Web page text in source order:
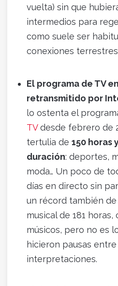
vuelta) sin que
intermedios para
como suele ser
conexiones
El programa de TV
retransmitido por
lo ostenta el
TVdesde febrero de
tertulia de 150 horas
duración: deportes,
moda… Un poco de
días en directo sin
un récord también
musical de 181 horas,
músicos, pero no es
hicieron pausas
interpretaciones.